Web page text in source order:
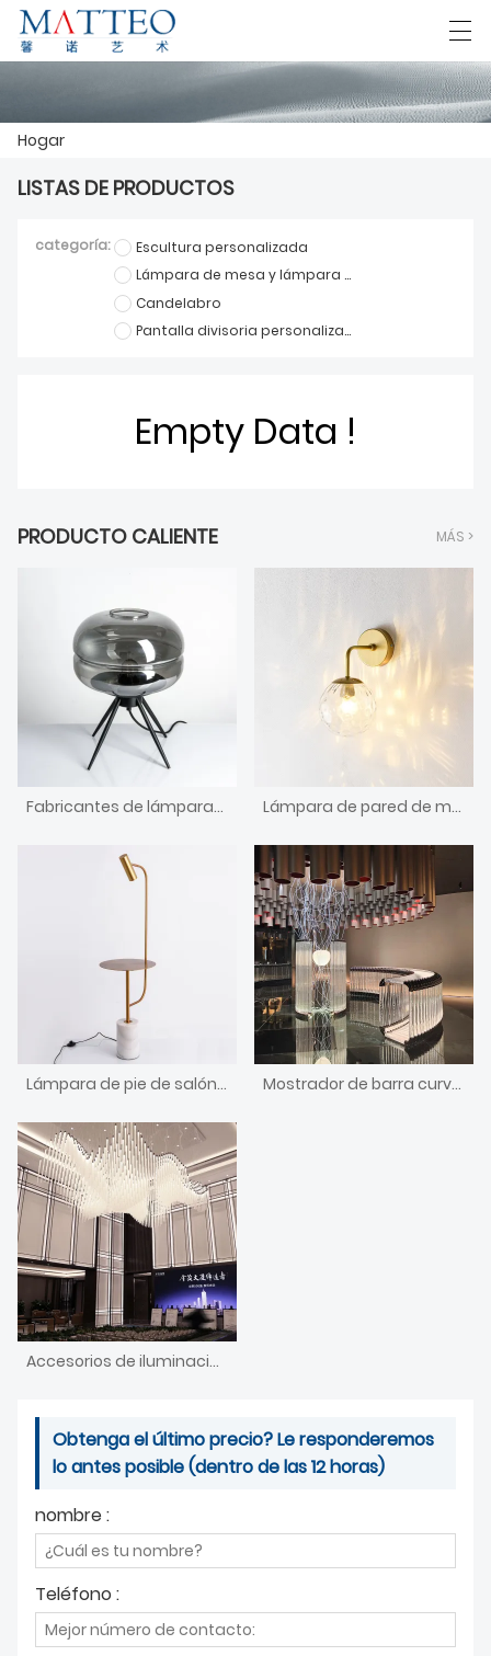
CASO
SOBRE NOSOTROS
Deutsch Español
Hogar
LISTAS DE PRODUCTOS
categoría:
Escultura personalizada
Lámpara de mesa y lámpara de pie personalizadas
Candelabro
Pantalla divisoria personalizada
Empty Data !
PRODUCTO CALIENTE MÁS >
Fabricantes de lámparas de mesa-venta al por mayor competitiva Lámpara de pared de moda y lámpara de 15 años.
Lámpara de pie de salón de estilo nórdico Mostrador de barra curvo decorativo de diseño único de diseñador personalizado con luz
Accesorios de iluminación/iluminación/candelabro personalizados para vestíbulo de hotel grande
Obtenga el último precio? Le responderemos
lo antes posible (dentro de las 12 horas)
nombre :
Teléfono :